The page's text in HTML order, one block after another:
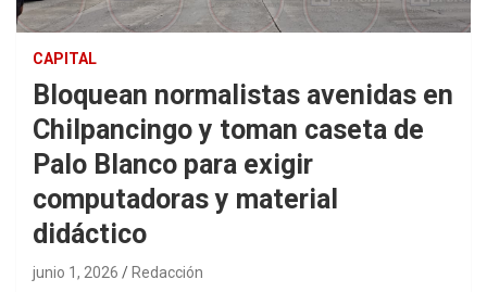
CAPITAL
Bloquean normalistas avenidas en
Chilpancingo y toman caseta de
Palo Blanco para exigir
computadoras y material
didáctico
junio 1, 2026 Redacción